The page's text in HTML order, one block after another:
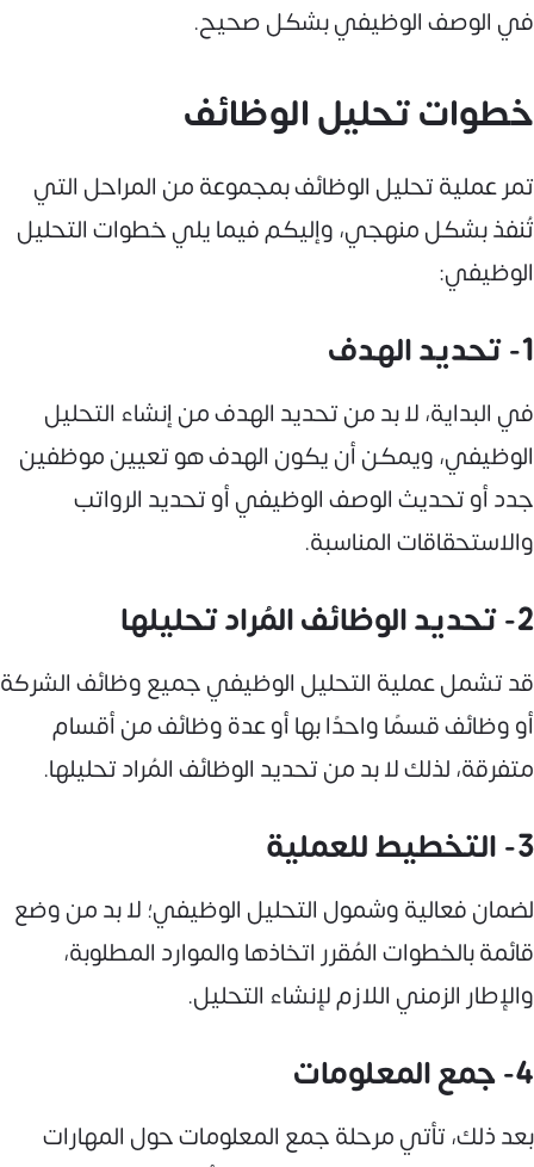
في الوصف الوظيفي بشكل صحيح.
خطوات تحليل الوظائف
تمر عملية تحليل الوظائف بمجموعة من المراحل التي
تُنفذ بشكل منهجي، وإليكم فيما يلي خطوات التحليل
الوظيفي:
1- تحديد الهدف
في البداية، لا بد من تحديد الهدف من إنشاء التحليل
الوظيفي، ويمكن أن يكون الهدف هو تعيين موظفين
جدد أو تحديث الوصف الوظيفي أو تحديد الرواتب
والاستحقاقات المناسبة.
2- تحديد الوظائف المُراد تحليلها
قد تشمل عملية التحليل الوظيفي جميع وظائف الشركة
أو وظائف قسمًا واحدًا بها أو عدة وظائف من أقسام
متفرقة، لذلك لا بد من تحديد الوظائف المُراد تحليلها.
3- التخطيط للعملية
لضمان فعالية وشمول التحليل الوظيفي؛ لا بد من وضع
قائمة بالخطوات المُقرر اتخاذها والموارد المطلوبة،
والإطار الزمني اللازم لإنشاء التحليل.
4- جمع المعلومات
بعد ذلك، تأتي مرحلة جمع المعلومات حول المهارات